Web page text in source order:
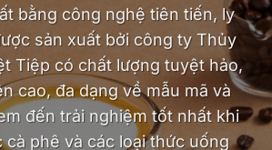
bằng công nghệ tiên tiến, ly
sản xuất bởi công ty Thủy
Tiệp có chất lượng tuyệt hảo,
cao, đa dạng về mẫu mã và
đến trải nghiệm tốt nhất khi
phê và các loại thức uống